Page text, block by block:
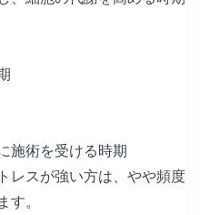
施術を受ける時期
レスが強い方は、やや頻度
。